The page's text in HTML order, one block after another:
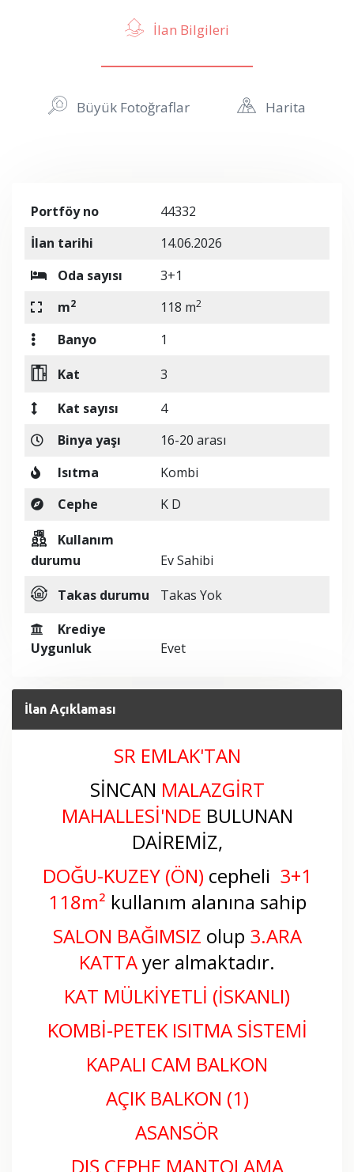
İlan Bilgileri
Büyük Fotoğraflar Harita
Portföy no
44332
İlan tarihi
14.06.2026
Oda sayısı
3+1
m2 118 m2
Banyo
1
Kat
3
Kat sayısı
4
Binya yaşı
16-20 arası
Isıtma
Kombi
Cephe
K D
Kullanım
durumu
Ev Sahibi
Takas durumu
Takas Yok
Krediye
Uygunluk
Evet
İlan Açıklaması
SR EMLAK'TAN
SİNCAN MALAZGİRT
MAHALLESİ'NDE BULUNAN
DAİREMİZ,
DOĞU-KUZEY (ÖN) cepheli 3+1
118m² kullanım alanına sahip
SALON BAĞIMSIZ olup 3.ARA
KATTAyer almaktadır.
KAT MÜLKİYETLİ (İSKANLI)
KOMBİ-PETEK ISITMA SİSTEMİ
KAPALI CAM BALKON
AÇIK BALKON (1)
ASANSÖR
DIŞ CEPHE MANTOLAMA